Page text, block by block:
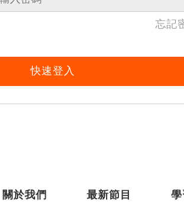
忘記
快速登入
關於我們 最新節目